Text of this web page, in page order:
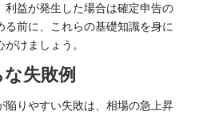
利益が発生した場合は確定申告の
前に、これらの基礎知識を身に
けましょう。
失敗例
陥りやすい失敗は、相場の急上昇